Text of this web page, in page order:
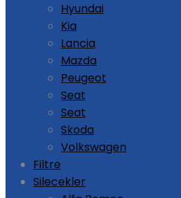
Hyundai
Kia
Lancia
Mazda
Peugeot
Seat
Seat
Skoda
Volkswagen
Filtre
Silecekler